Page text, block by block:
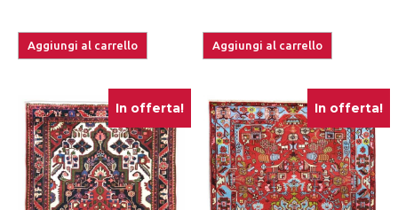
Aggiungi al carrello Aggiungi al carrello
In offerta! In offerta!